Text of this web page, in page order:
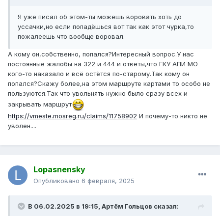
Я уже писал об этом-ты можешь воровать хоть до
уссачки,но если попадёшься вот так как этот чурка,то
пожалеешь что вообще воровал.
А кому он,собственно, попался?Интересный вопрос.У нас
постоянные жалобы на 322 и 444 и ответы,что ГКУ АПИ МО
кого-то наказало и всё остётся по-старому.Так кому он
попался?Скажу более,на этом маршруте картами то особо не
пользуются.Так что увольнять нужно было сразу всех и
закрывать маршрут
https://vmeste.mosreg.ru/claims/11758902 И почему-то никто не
уволен....
Lopasnensky
Опубликовано 6 февраля, 2025
В 06.02.2025 в 19:15, Артём Гольцов сказал: